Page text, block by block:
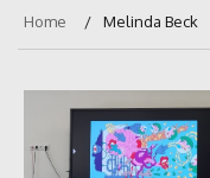
Home Melinda Beck